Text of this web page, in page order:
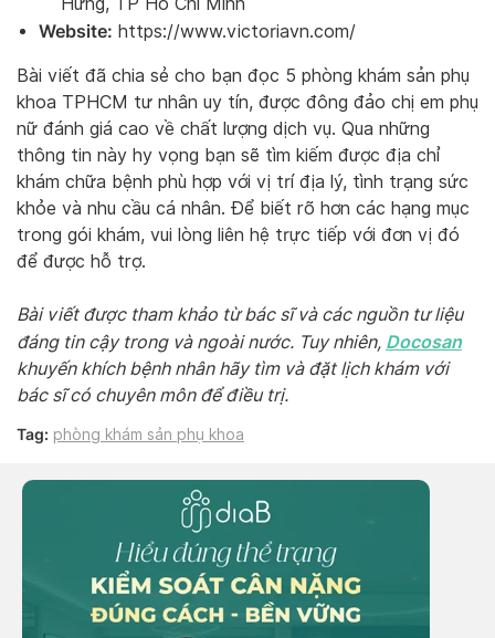
Website: https://www.victoriavn.com/
Bài viết đã chia sẻ cho bạn đọc 5 phòng khám sản phụ
khoa TPHCM tư nhân uy tín, được đông đảo chị em phụ
nữ đánh giá cao về chất lượng dịch vụ. Qua những
thông tin này hy vọng bạn sẽ tìm kiếm được địa chỉ
khám chữa bệnh phù hợp với vị trí địa lý, tình trạng sức
khỏe và nhu cầu cá nhân. Để biết rõ hơn các hạng mục
trong gói khám, vui lòng liên hệ trực tiếp với đơn vị đó
để được hỗ trợ.
Bài viết được tham khảo từ bác sĩ và các nguồn tư liệu
đáng tin cậy trong và ngoài nước. Tuy nhiên, Docosan
khuyến khích bệnh nhân hãy tìm và đặt lịch khámvới
bác sĩ có chuyên môn để điều trị.
Tag: phòng khám sản phụ khoa